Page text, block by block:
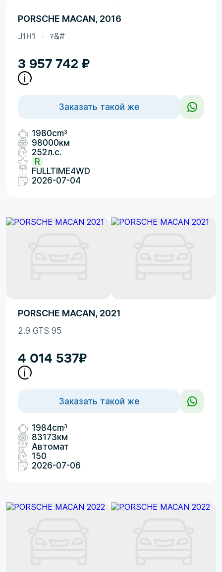
PORSCHE MACAN, 2016
J1H1 ﾏ&#
3 957 742 ₽
Заказать такой же
1980cm3
98000км
252л.с.
R
FULLTIME4WD
2026-07-04
PORSCHE MACAN, 2021
2.9 GTS 95
4 014 537₽
Заказать такой же
1984cm3
83173км
Автомат
150
2026-07-06